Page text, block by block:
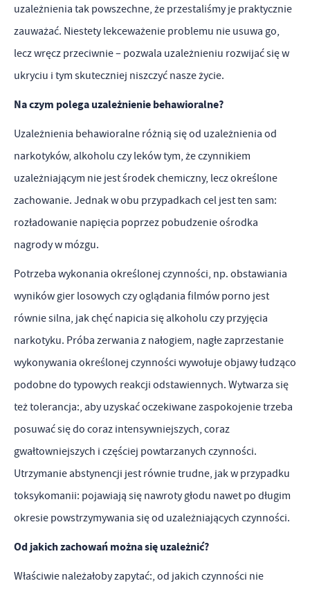
uzależnienia tak powszechne, że przestaliśmy je praktycznie
zauważać. Niestety lekceważenie problemu nie usuwa go,
lecz wręcz przeciwnie – pozwala uzależnieniu rozwijać się w
ukryciu i tym skuteczniej niszczyć nasze życie.
Na czym polega uzależnienie behawioralne?
Uzależnienia behawioralne różnią się od uzależnienia od
narkotyków, alkoholu czy leków tym, że czynnikiem
uzależniającym nie jest środek chemiczny, lecz określone
zachowanie. Jednak w obu przypadkach cel jest ten sam:
rozładowanie napięcia poprzez pobudzenie ośrodka
nagrody w mózgu.
Potrzeba wykonania określonej czynności, np. obstawiania
wyników gier losowych czy oglądania filmów porno jest
równie silna, jak chęć napicia się alkoholu czy przyjęcia
narkotyku. Próba zerwania z nałogiem, nagłe zaprzestanie
wykonywania określonej czynności wywołuje objawy łudząco
podobne do typowych reakcji odstawiennych. Wytwarza się
też tolerancja:, aby uzyskać oczekiwane zaspokojenie trzeba
posuwać się do coraz intensywniejszych, coraz
gwałtowniejszych i częściej powtarzanych czynności.
Utrzymanie abstynencji jest równie trudne, jak w przypadku
toksykomanii: pojawiają się nawroty głodu nawet po długim
okresie powstrzymywania się od uzależniających czynności.
Od jakich zachowań można się uzależnić?
Właściwie należałoby zapytać:, od jakich czynności nie
z jaką odwiedzane są nasze serwisy www. Dane pozwalają nam na
ocenę naszych serwisów internetowych pod względem ich
popularności wśród użytkowników. Zgromadzone informacje są
przetwarzane w formie zanonimizowanej. Wyrażenie zgody na
funkcjonalności.
Reklamowe
Dzięki reklamowym plikom cookies prezentujemy Ci najciekawsze
informacje i aktualności na stronach naszych partnerów.
Promocyjne pliki cookies służą do prezentowania Ci naszych
zwyczajów dotyczących przeglądanej witryny internetowej. Treści
promocyjne mogą pojawić się na stronach podmiotów trzecich lub
firm będących naszymi partnerami oraz innych dostawców usług.
Firmy te działają w charakterze pośredników prezentujących nasze
Więcej